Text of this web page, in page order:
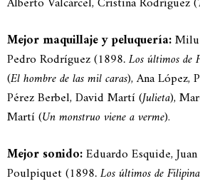
Mejor maquillaje y peluquería:Milu
Pedro Rodríguez (1898. Los últimos de
(El hombre de las mil caras), Ana López,
Pérez Berbel, David Martí (Julieta),
Martí (Un monstruo viene a verme).
Mejor sonido:Eduardo Esquide,
Poulpiquet (1898. Los últimos de